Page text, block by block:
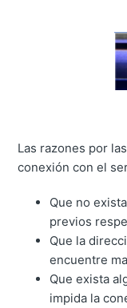
Las razones por
conexión con el
Que no
previos
Que la
encuentre
Que exista
impida la